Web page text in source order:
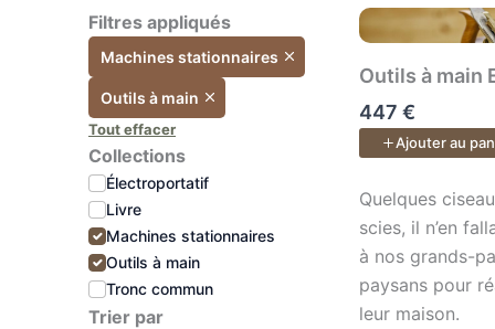
Filtres appliqués
Machines stationnaires
Outils à main
Tout effacer
Collections
Électroportatif
Livre
Machines stationnaires
Outils à main
Tronc commun
Trier par
Outils à main
447 €
Ajouter au
Quelques
Quelques
scies, il n’en
à nos grands-
paysans pour
leur maison.